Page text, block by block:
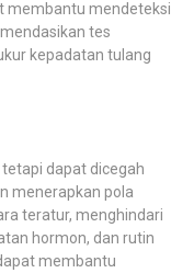
membantu mendeteksi
tes
kepadatan tulang
dapat dicegah
menerapkan pola
teratur, menghindari
hormon, dan rutin
membantu